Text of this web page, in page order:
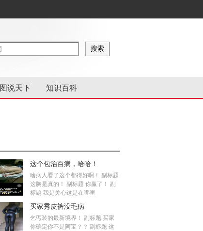
图说天下 知识百科
这个包治百病，哈哈！
啥病人看了这个都得好啊！ 副标题
这胸是真的！ 副标题 你赢了！ 副
标题 我是关心这是在哪里
买家秀皮裤没毛病
乞丐装的最新境界！ 副标题 买家
你确定你不是阿宝？？ 副标题 这